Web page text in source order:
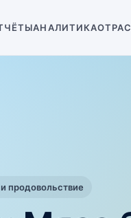
АНАЛИТИКА
продовольствие